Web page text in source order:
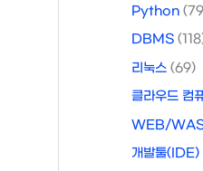
Python
DBMS
리눅스 (69)
클라우드 컴
WEB/
개발툴(IDE)